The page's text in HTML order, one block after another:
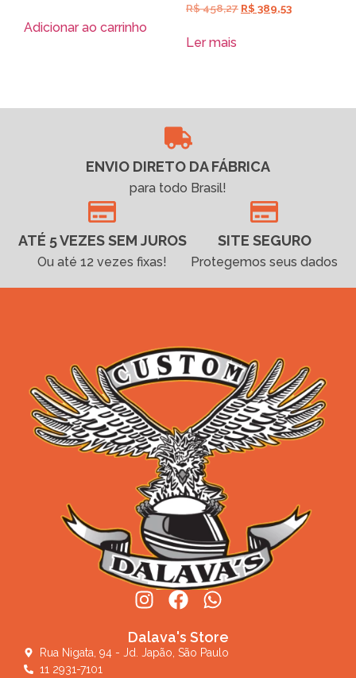
Adicionar ao carrinho
R$458,27 R$ 389,53
Ler mais
ENVIO DIRETO DA FÁBRICA
para todo Brasil!
ATÉ 5 VEZES SEM JUROS
Ou até 12 vezes fixas!
SITE SEGURO
Protegemos seus dados
Dalava's Store
Rua Nigata, 94 - Jd. Japão, São Paulo
11 2931-7101